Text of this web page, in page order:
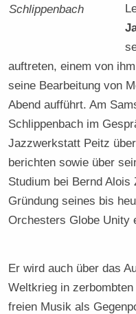
Schlippenbach
auftreten, einem von
seine Bearbeitung von
Abend aufführt. Am
Schlippenbach im
Jazzwerkstatt Peitz
berichten sowie über
Studium bei Bernd
Gründung seines bis
Orchesters Globe Unity
Er wird auch über das
Weltkrieg in
freien Musik als